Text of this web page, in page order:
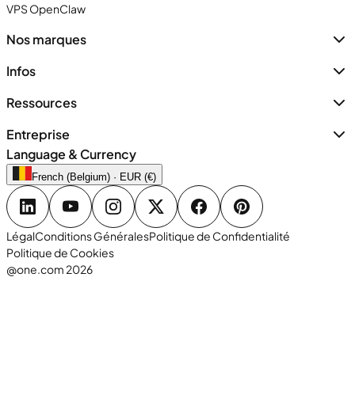
VPS OpenClaw
Nos marques
Infos
Ressources
Entreprise
Language & Currency
French (Belgium) · EUR (€)
LégalConditions GénéralesPolitique de Confidentialité
Politique de Cookies
@one.com 2026